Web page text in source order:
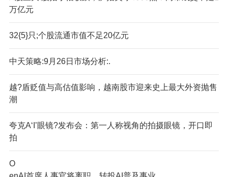
万亿元
32{5}只;个股流通市值不足20亿元
中天策略:9月26日市场分析:.
越?盾贬值与高估值影响，越南股市迎来史上最大外资抛售
潮
夸克A‘I’眼镜?发布会：第一人称视角的拍摄眼镜，开口即
拍
O